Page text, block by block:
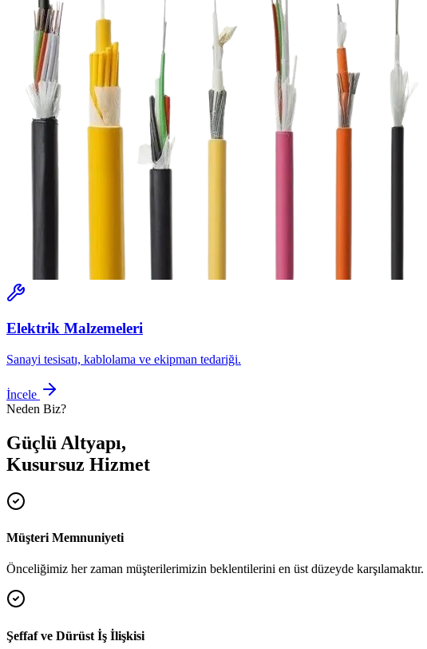
Elektrik Malzemeleri
Sanayi tesisatı, kablolama ve ekipman tedariği.
İncele
Neden Biz?
Güçlü Altyapı,
Kusursuz Hizmet
Müşteri Memnuniyeti
Önceliğimiz her zaman müşterilerimizin beklentilerini en üst düzeyde karşılamaktır.
Şeffaf ve Dürüst İş İlişkisi